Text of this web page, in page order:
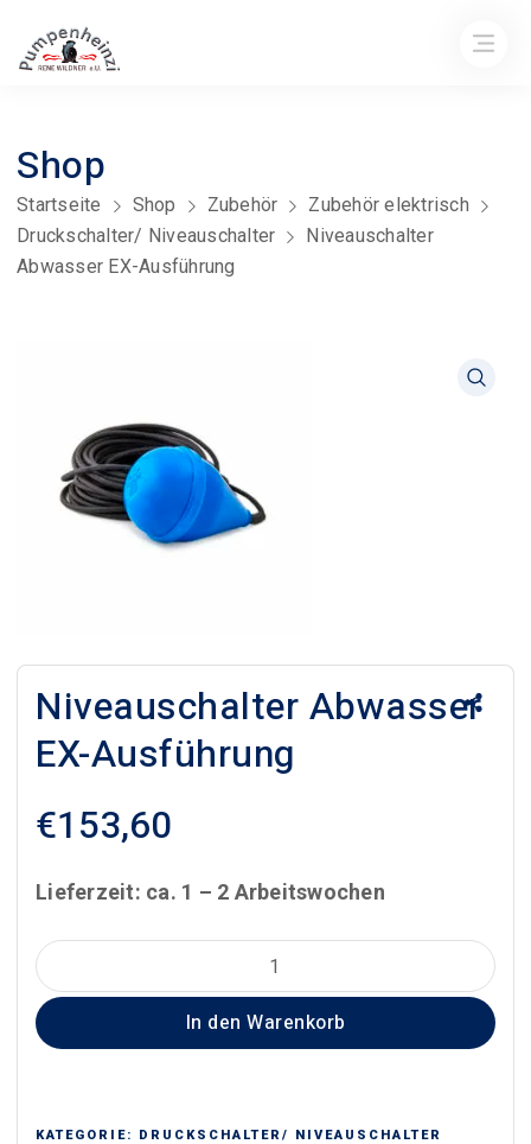
Shop
Startseite Shop Zubehör
Zubehör elektrisch
Druckschalter/ Niveauschalter
Niveauschalter
Abwasser EX-Ausführung
Niveauschalter Abwasser
EX-Ausführung
€153,60
Lieferzeit: ca. 1 – 2 Arbeitswochen
Niveauschalter
Abwasser
EX-
Ausführung
In den Warenkorb
KATEGORIE: DRUCKSCHALTER/ NIVEAUSCHALTER